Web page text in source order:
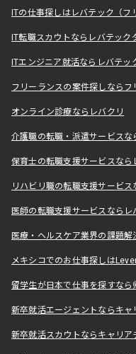
ITの仕事探しはレバテック（フ
IT転職スカウトならレバテック
ITエンジニア就活ならレバテッ
フリーランスの案件探しならフ
オンライン診療ならレバクリ
介護職の転職・派遣サービスな
保育士の転職支援サービスなら
リハビリ職の転職支援サービ
医師の転職支援サービスならレ
医療・ヘルスケア業界の課題
メキシコでのお仕事探しは
留学生が日本で仕事を探すなら
新卒就活エージェントならキャ
新卒就活スカウトならキャリア